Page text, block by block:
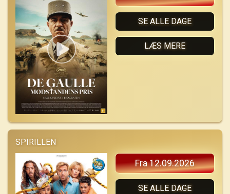
SE ALLE DAGE
LÆS MERE
SPIRILLEN
Fra 12.09.2026
SE ALLE DAGE